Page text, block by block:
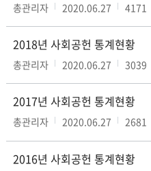
총관리자 2020.06.27 4171
2018년 사회공헌 통계현황
총관리자 2020.06.27 3039
2017년 사회공헌 통계현황
총관리자 2020.06.27 2681
2016년 사회공헌 통계현황